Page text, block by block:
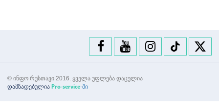
© ინფო რუსთავი 2016. ყველა უფლება დაცულია
დამზადებულია Pro-service-ში